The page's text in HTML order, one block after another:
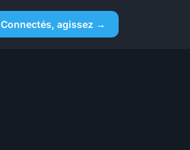
Connectés, agissez →